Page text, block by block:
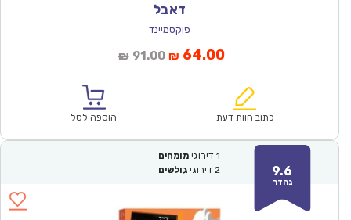
דאבל
פוקסמיינד
₪ 91.00המחיר
₪91.00.
₪ 64.00המחיר
הוא:
כתוב חוות דעת הוספה לסל
9.6
נהדר
1 דירוגי מומחים
2 דירוגי גולשים